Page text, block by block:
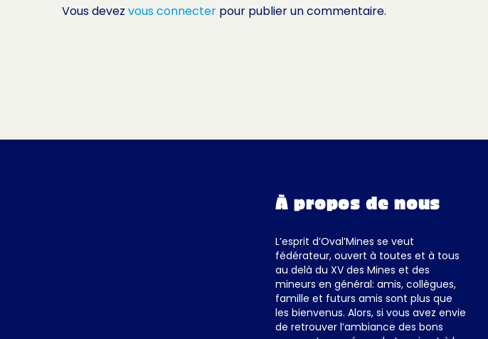
Vous devez vous connecter pour publier un commentaire.
À propos de nous
L’esprit d’Oval’Mines se veut
fédérateur, ouvert à toutes et à tous
au delà du XV des Mines et des
mineurs en général: amis, collègues,
famille et futurs amis sont plus que
les bienvenus. Alors, si vous avez envie
de retrouver l’ambiance des bons